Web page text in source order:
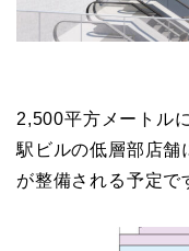
2,500平方メートル
駅ビルの低層部店舗
が整備される予定で